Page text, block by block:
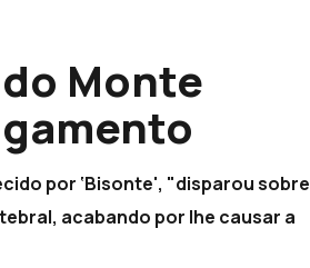
Monte
por ‘Bisonte', "disparou sobre
acabando por lhe causar a